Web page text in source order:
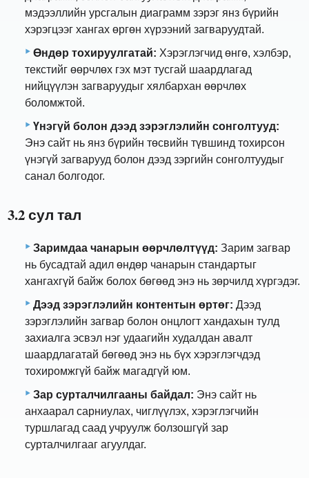
мэдээллийн урсгалын диаграмм зэрэг янз бүрийн
хэрэгцээг хангах өргөн хүрээний загваруудтай.
Өндөр тохируулгатай: Хэрэглэгчид өнгө, хэлбэр,
текстийг өөрчлөх гэх мэт тусгай шаардлагад
нийцүүлэн загваруудыг хялбархан өөрчлөх
боломжтой.
Үнэгүй болон дээд зэрэглэлийн сонголтууд:
Энэ сайт нь янз бүрийн төсвийн түвшинд тохирсон
үнэгүй загварууд болон дээд зэргийн сонголтуудыг
санал болгодог.
3.2 сул тал
Заримдаа чанарын өөрчлөлтүүд: Зарим загвар
нь бусадтай адил өндөр чанарын стандартыг
хангахгүй байж болох бөгөөд энэ нь зөрчилд хүргэдэг.
Дээд зэрэглэлийн контентын өртөг: Дээд
зэрэглэлийн загвар болон онцлогт хандахын тулд
захиалга эсвэл нэг удаагийн худалдан авалт
шаардлагатай бөгөөд энэ нь бүх хэрэглэгчдэд
тохиромжгүй байж магадгүй юм.
Зар сурталчилгааны байдал: Энэ сайт нь
анхаарал сарниулах, чиглүүлэх, хэрэглэгчийн
туршлагад саад учруулж болзошгүй зар
сурталчилгааг агуулдаг.